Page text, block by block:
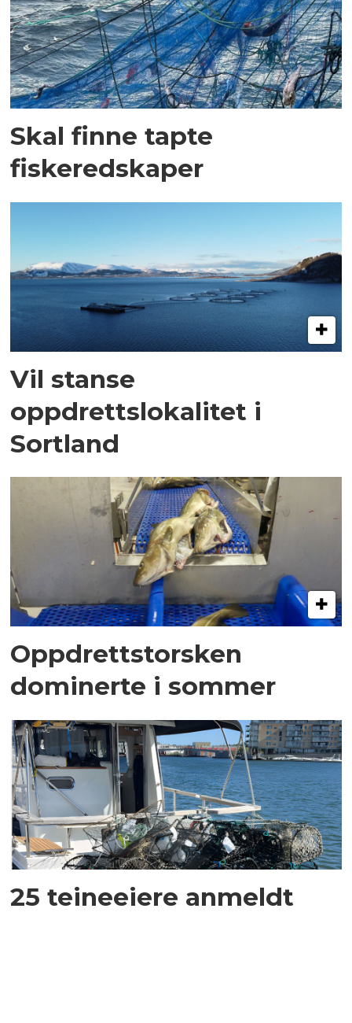
Skal finne tapte
fiskeredskaper
Vil stanse
oppdrettslokalitet i
Sortland
Oppdrettstorsken
dominerte i sommer
25 teineeiere anmeldt